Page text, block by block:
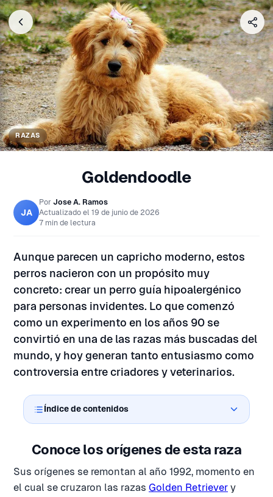
RAZAS
Goldendoodle
JA
Por Jose A. Ramos
Actualizado el 19 de junio de 2026
7 min de lectura
Aunque parecen un capricho moderno, estos
perros nacieron con un propósito muy
concreto: crear un perro guía hipoalergénico
para personas invidentes. Lo que comenzó
como un experimento en los años 90 se
convirtió en una de las razas más buscadas del
mundo, y hoy generan tanto entusiasmo como
controversia entre criadores y veterinarios.
Índice de contenidos
Conoce los orígenes de esta raza
Sus orígenes se remontan al año 1992, momento en
el cual se cruzaron las razas Golden Retriever y